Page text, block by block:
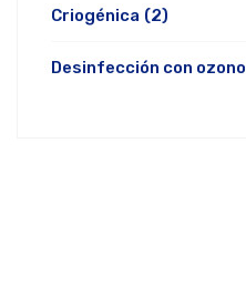
Criogénica (2)
Desinfección con ozono